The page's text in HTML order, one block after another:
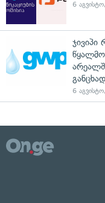
6
ჯივიპი
6